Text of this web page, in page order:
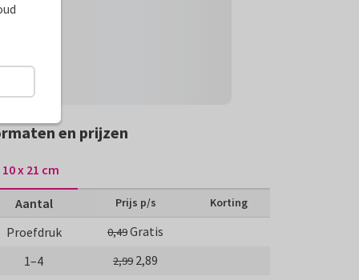
en prijzen
10 x 21 cm
Aantal Prijs p/s Korting
Proefdruk 0,49Gratis
1–4
2,99 2,89